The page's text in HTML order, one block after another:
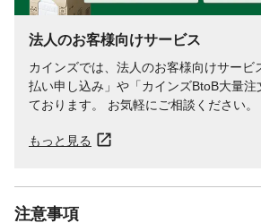
法人のお客様向けサービス
カインズでは、法人のお客様向けサービ
払い申し込み」や「カインズBtoB大量注
ております。 お気軽にご相談ください。
もっと見る
注意事項